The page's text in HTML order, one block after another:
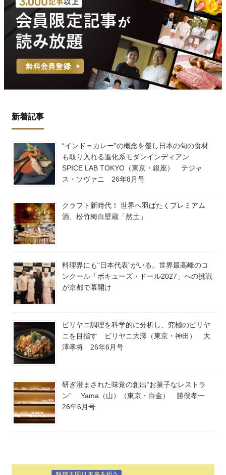
新着記事
“インド＝カレー”の概念を覆し日本の旬の食材
も取り入れる進化系モダンインディアン
SPICE LAB TOKYO（東京・銀座） テジャ
ス・ソヴァニ 26年8月号
クラフト新時代！ 世界へ羽ばたくプレミアム
酒、松竹梅白壁蔵「然土」
料理界にも“日本代表”がいる。世界最高峰のコ
ンクール「ボキューズ・ドール2027」への挑戦
が京都で幕開け
ビリヤニ調理を科学的に分析し、究極のビリヤ
ニを目指す ビリヤニ大澤（東京・神田） 大
澤孝将 26年6月号
研ぎ澄まされた味覚の創出“お菓子なレストラ
ン” Yama（山）（東京・白金） 勝俣孝一
26年6月号